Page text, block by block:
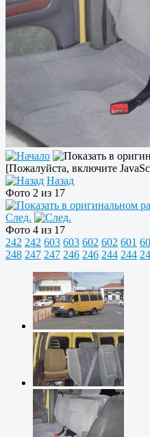
[Пожалуйста, включите
Назад
Фото 2 из 17
След.
Фото 4 из 17
242 242 603 603 602 602 601
248 247 247 246 246 244 244